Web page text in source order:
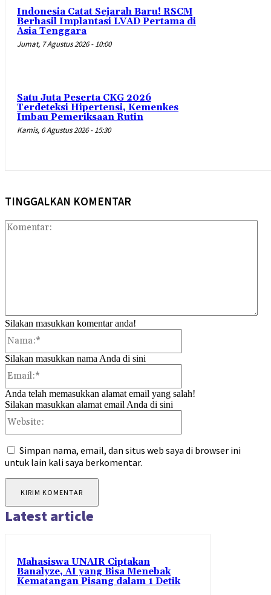
Indonesia Catat Sejarah Baru! RSCM
Berhasil Implantasi LVAD Pertama di
Asia Tenggara
Jumat, 7 Agustus 2026 - 10:00
Satu Juta Peserta CKG 2026
Terdeteksi Hipertensi, Kemenkes
Imbau Pemeriksaan Rutin
Kamis, 6 Agustus 2026 - 15:30
TINGGALKAN KOMENTAR
Silakan masukkan komentar anda!
Silakan masukkan nama Anda di sini
Anda telah memasukkan alamat email yang salah!
Silakan masukkan alamat email Anda di sini
Simpan nama, email, dan situs web saya di browser ini
untuk lain kali saya berkomentar.
Latest article
Mahasiswa UNAIR Ciptakan
Banalyze, AI yang Bisa Menebak
Kematangan Pisang dalam 1 Detik